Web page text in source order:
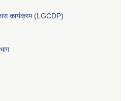
कार्यक्रम (LGCDP)